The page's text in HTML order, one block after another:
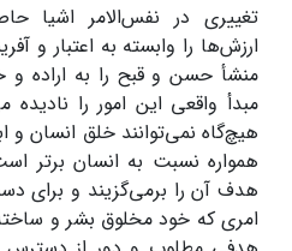
تغییری در نفس‌الامر اشیا
ارزش‌ها را وابسته به اعتبار و
منشأ حسن و قبح را به اراده
مبدأ واقعی این امور را
هیچ‌گاه نمی‌توانند خلق انسان و
همواره نسبت به انسان برتر
هدف آن را برمی‌گزیند و برای
امری که خود مخلوق بشر و